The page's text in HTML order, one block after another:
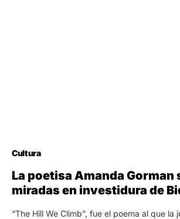
Cultura
La poetisa Amanda Gorman
miradas en investidura de
“The Hill We Climb”, fue el poema al que la